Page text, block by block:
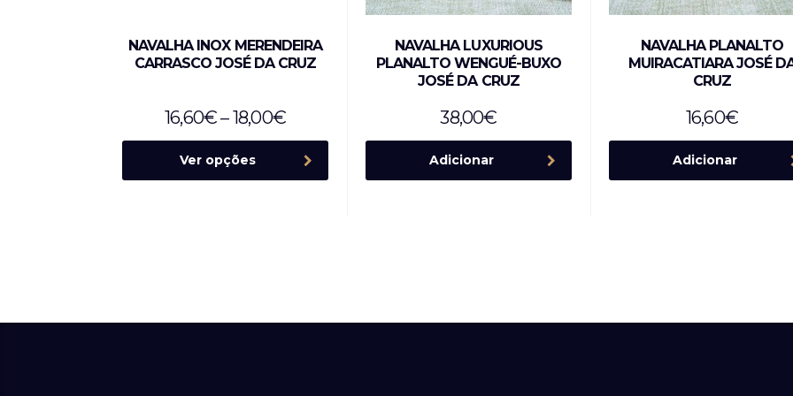
NAVALHA INOX MERENDEIRA
CARRASCO JOSÉ DA CRUZ
16,60€–18,00€
Ver opções
NAVALHA LUXURIOUS
PLANALTO WENGUÉ-BUXO
JOSÉ DA CRUZ
38,00€
Adicionar
NAVALHA PLANALTO
MUIRACATIARA JOSÉ
CRUZ
16,60€
Adicionar